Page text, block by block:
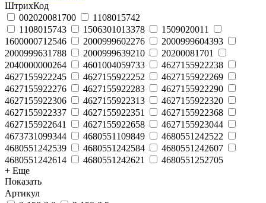
ШтрихКод
002020081700
1108015742
1108015743
1506301013378
1509020011
1600000712546
2000999602276
2000999604393
2000999631788
2000999639210
20200081701
2040000000264
4601004059733
4627155922238
4627155922245
4627155922252
4627155922269
4627155922276
4627155922283
4627155922290
4627155922306
4627155922313
4627155922320
4627155922337
4627155922351
4627155922368
4627155922641
4627155922658
4627155923044
4673731099344
4680551109849
4680551242522
4680551242539
4680551242584
4680551242607
4680551242614
4680551242621
4680551252705
+ Еще
Показать
Артикул